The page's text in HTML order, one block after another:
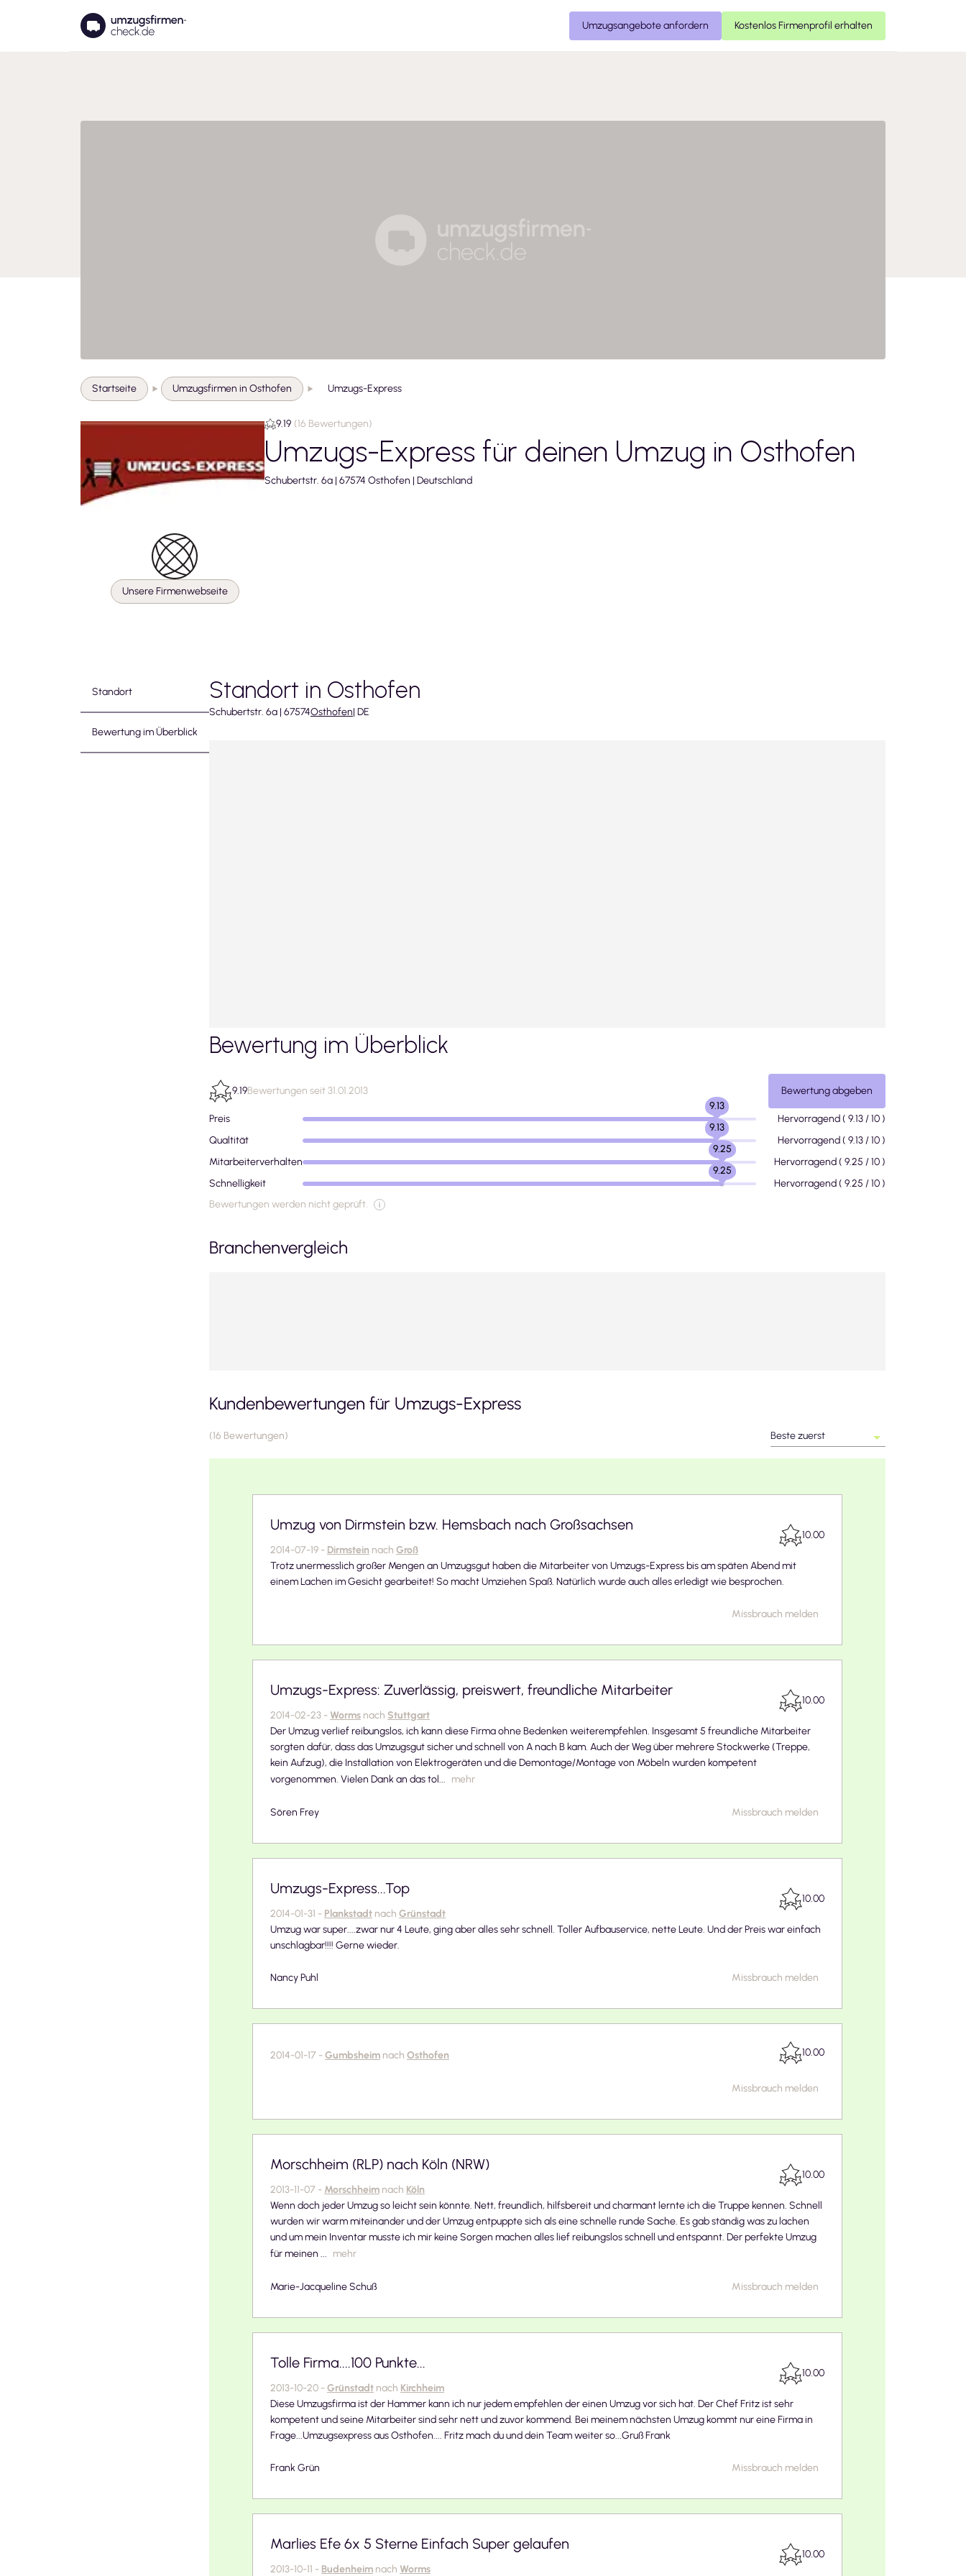
Umzugsangebote anfordern Kostenlos Firmenprofil erhalten
Startseite Umzugsfirmen in Osthofen Umzugs-Express
9.19 (16 Bewertungen)
Umzugs-Express für deinen Umzug in Osthofen
Schubertstr. 6a | 67574 Osthofen | Deutschland
Unsere Firmenwebseite
Standort
Bewertung im Überblick
Standort in Osthofen
Schubertstr. 6a | 67574Osthofen| DE
Bewertung im Überblick
9.19Bewertungen seit 31.01.2013 Bewertung abgeben
Preis Hervorragend( 9.13/ 10 )
9.13
Qualtität Hervorragend( 9.13/ 10 )
9.13
Mitarbeiterverhalten Hervorragend( 9.25 / 10 )
9.25
Schnelligkeit Hervorragend( 9.25 / 10 )
9.25
Bewertungen werden nicht geprüft.
Branchenvergleich
Kundenbewertungen für Umzugs-Express
(16 Bewertungen) Beste zuerst
Umzug von Dirmstein bzw. Hemsbach nach Großsachsen
2014-07-19 - Dirmstein nach Groß
10.00
Trotz unermesslich großer Mengen an Umzugsgut haben die Mitarbeiter von Umzugs-Express bis am späten Abend mit
einem Lachen im Gesicht gearbeitet! So macht Umziehen Spaß. Natürlich wurde auch alles erledigt wie besprochen.
Missbrauch melden
Umzugs-Express: Zuverlässig, preiswert, freundliche Mitarbeiter
2014-02-23 - Worms nach Stuttgart
10.00
Der Umzug verlief reibungslos, ich kann diese Firma ohne Bedenken weiterempfehlen. Insgesamt 5 freundliche Mitarbeiter
sorgten dafür, dass das Umzugsgut sicher und schnell von A nach B kam. Auch der Weg über mehrere Stockwerke (Treppe,
kein Aufzug), die Installation von Elektrogeräten und die Demontage/Montage von Möbeln wurden kompetent
vorgenommen. Vielen Dank an das tol... mehr
Sören Frey Missbrauch melden
Umzugs-Express...Top
2014-01-31 - Plankstadt nach Grünstadt
10.00
Umzug war super....zwar nur 4 Leute, ging aber alles sehr schnell. Toller Aufbauservice, nette Leute. Und der Preis war einfach
unschlagbar!!!! Gerne wieder.
Nancy Puhl Missbrauch melden
2014-01-17 - Gumbsheim nach Osthofen 10.00
Missbrauch melden
Morschheim (RLP) nach Köln (NRW)
2013-11-07 - Morschheim nach Köln
10.00
Wenn doch jeder Umzug so leicht sein könnte. Nett, freundlich, hilfsbereit und charmant lernte ich die Truppe kennen. Schnell
wurden wir warm miteinander und der Umzug entpuppte sich als eine schnelle runde Sache. Es gab ständig was zu lachen
und um mein Inventar musste ich mir keine Sorgen machen alles lief reibungslos schnell und entspannt. Der perfekte Umzug
für meinen ... mehr
Marie-Jacqueline Schuß Missbrauch melden
Tolle Firma....100 Punkte...
2013-10-20 - Grünstadt nach Kirchheim
10.00
Diese Umzugsfirma ist der Hammer kann ich nur jedem empfehlen der einen Umzug vor sich hat. Der Chef Fritz ist sehr
kompetent und seine Mitarbeiter sind sehr nett und zuvor kommend. Bei meinem nächsten Umzug kommt nur eine Firma in
Frage...Umzugsexpress aus Osthofen.... Fritz mach du und dein Team weiter so...Gruß Frank
Frank Grün Missbrauch melden
Marlies Efe 6x 5 Sterne Einfach Super gelaufen
2013-10-11 - Budenheim nach Worms
10.00